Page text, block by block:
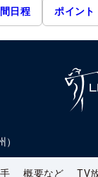
日程 ポイント
概要など TV